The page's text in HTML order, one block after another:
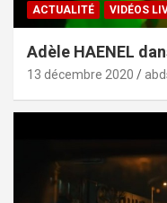
ACTUALITÉ VIDÉOS
Adèle HAENEL
13 décembre 2020